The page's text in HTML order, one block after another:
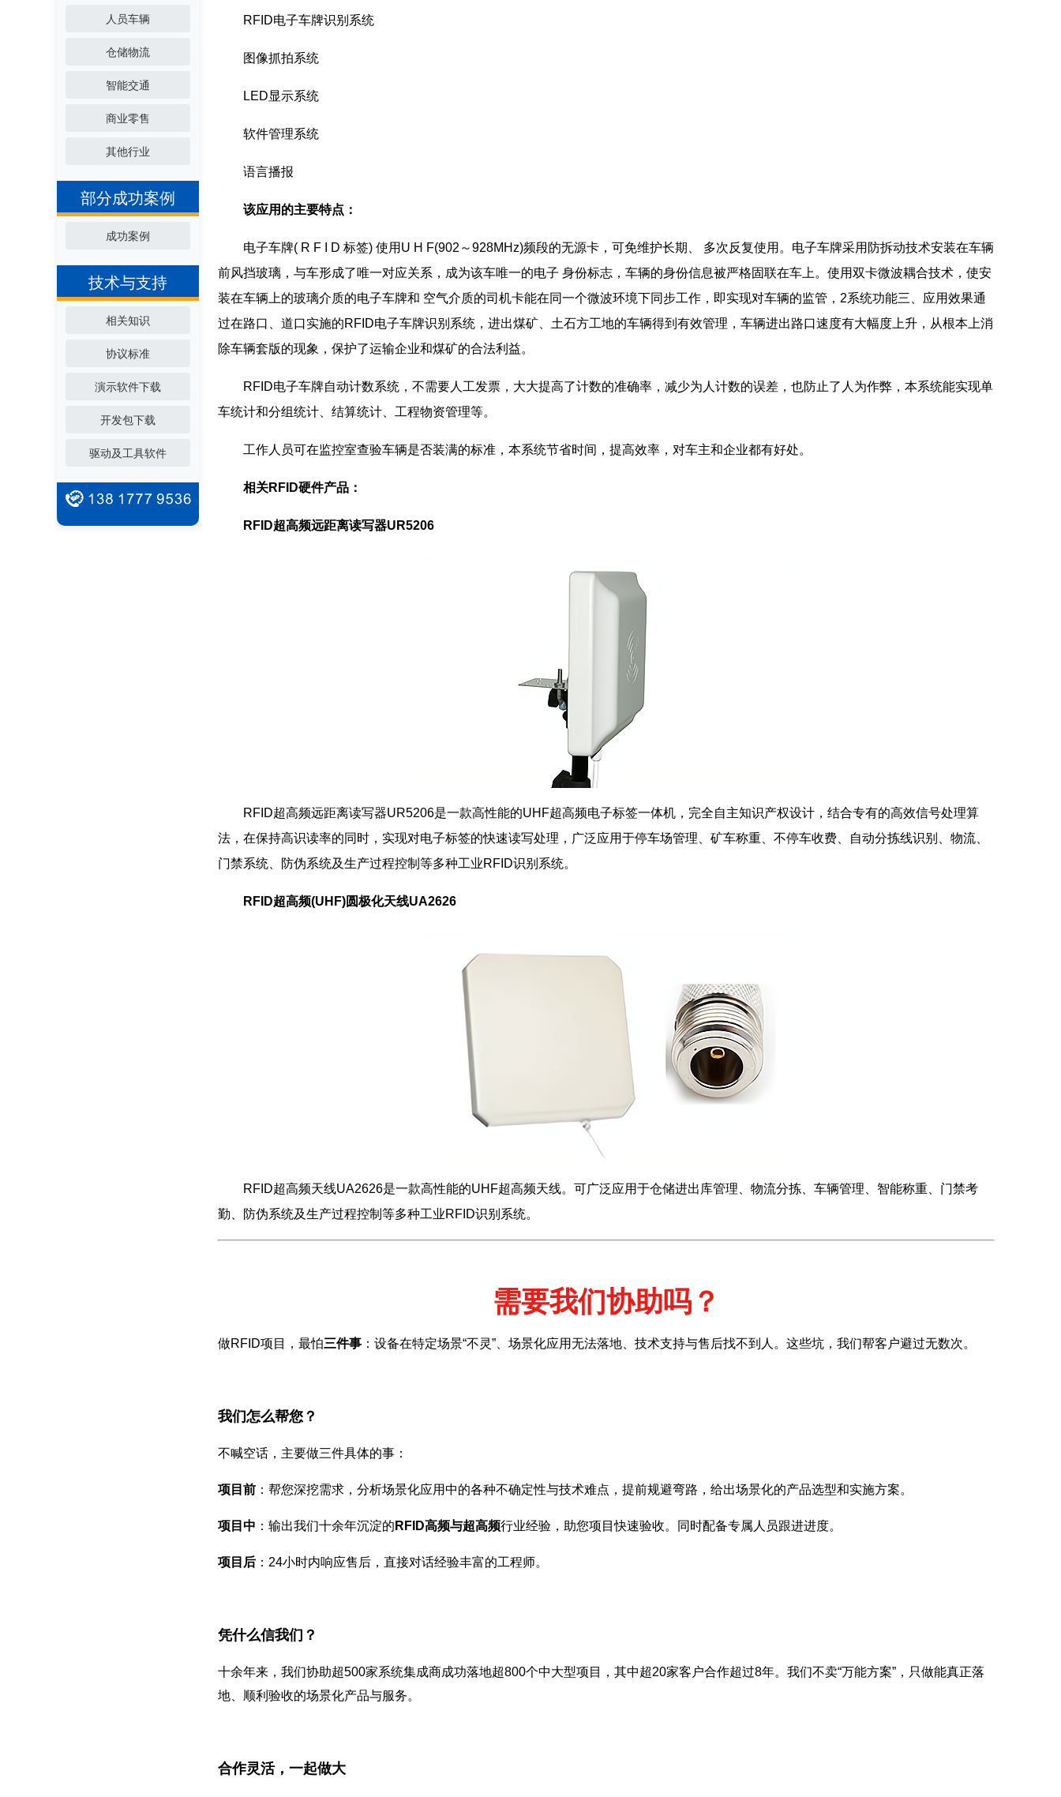
人员车辆
仓储物流
智能交通
商业零售
其他行业
部分成功案例
成功案例
技术与支持
相关知识
协议标准
演示软件下载
开发包下载
驱动及工具软件
RFID电子车牌识别系统
图像抓拍系统
LED显示系统
软件管理系统
语言播报
该应用的主要特点：
电子车牌( R F I D 标签) 使用U H F(902～928MHz)频段的无源卡，可免维护长期、 多次反复使用。电子车牌采用防拆动技术安装在车辆
前风挡玻璃，与车形成了唯一对应关系，成为该车唯一的电子 身份标志，车辆的身份信息被严格固联在车上。使用双卡微波耦合技术，使安
装在车辆上的玻璃介质的电子车牌和 空气介质的司机卡能在同一个微波环境下同步工作，即实现对车辆的监管，2系统功能三、应用效果通
过在路口、道口实施的RFID电子车牌识别系统，进出煤矿、土石方工地的车辆得到有效管理，车辆进出路口速度有大幅度上升，从根本上消
除车辆套版的现象，保护了运输企业和煤矿的合法利益。
RFID电子车牌自动计数系统，不需要人工发票，大大提高了计数的准确率，减少为人计数的误差，也防止了人为作弊，本系统能实现单
车统计和分组统计、结算统计、工程物资管理等。
工作人员可在监控室查验车辆是否装满的标准，本系统节省时间，提高效率，对车主和企业都有好处。
相关RFID硬件产品：
RFID超高频远距离读写器UR5206
RFID超高频远距离读写器UR5206是一款高性能的UHF超高频电子标签一体机，完全自主知识产权设计，结合专有的高效信号处理算
法，在保持高识读率的同时，实现对电子标签的快速读写处理，广泛应用于停车场管理、矿车称重、不停车收费、自动分拣线识别、物流、
门禁系统、防伪系统及生产过程控制等多种工业RFID识别系统。
RFID超高频(UHF)圆极化天线UA2626
RFID超高频天线UA2626是一款高性能的UHF超高频天线。可广泛应用于仓储进出库管理、物流分拣、车辆管理、智能称重、门禁考
勤、防伪系统及生产过程控制等多种工业RFID识别系统。
需要我们协助吗？
做RFID项目，最怕三件事 ：设备在特定场景“不灵”、场景化应用无法落地、技术支持与售后找不到人。这些坑，我们帮客户避过无数次。
我们怎么帮您？
不喊空话，主要做三件具体的事：
项目前 ：帮您深挖需求，分析场景化应用中的各种不确定性与技术难点，提前规避弯路，给出场景化的产品选型和实施方案。
项目中 ：输出我们十余年沉淀的 RFID高频与超高频行业经验，助您项目快速验收。同时配备专属人员跟进进度。
项目后 ：24小时内响应售后，直接对话经验丰富的工程师。
凭什么信我们？
十余年来，我们协助超500家系统集成商成功落地超800个中大型项目，其中超20家客户合作超过8年。我们不卖“万能方案”，只做能真正落
地、顺利验收的场景化产品与服务。
合作灵活，一起做大